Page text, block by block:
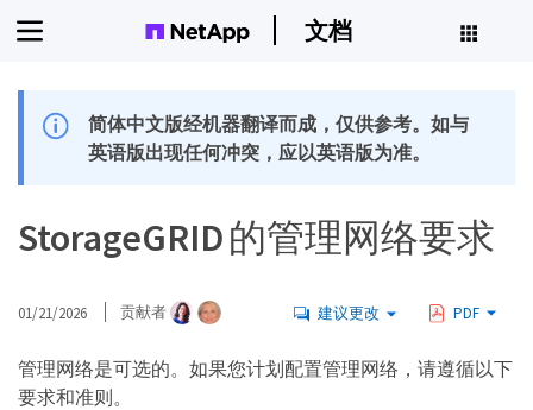
文档
简体中文版经机器翻译而成，仅供参考。如与
英语版出现任何冲突，应以英语版为准。
StorageGRID 的管理网络要求
01/21/2026 贡献者 建议更改 PDF
管理网络是可选的。如果您计划配置管理网络，请遵循以下
要求和准则。